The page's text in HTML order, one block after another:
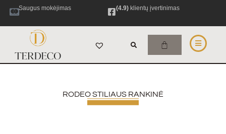
Saugus mokėjimas (4.9)klientų įvertinimas
RODEO STILIAUS RANKINĖ